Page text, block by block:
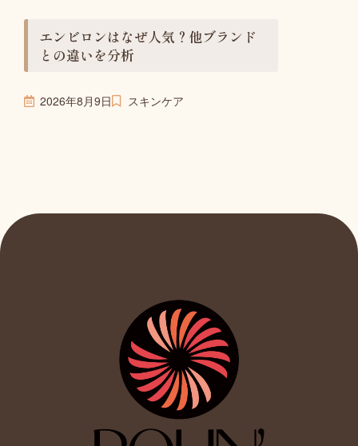
エンビロンはなぜ人気？他ブランド
との違いを分析
2026年8月9日 スキンケア